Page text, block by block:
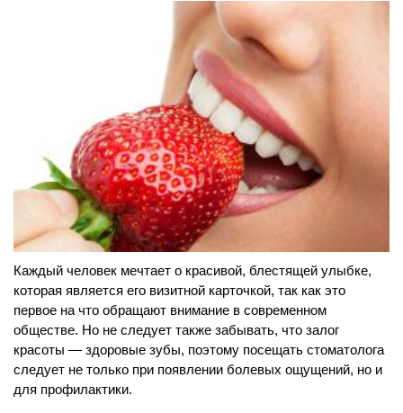
Каждый человек мечтает о красивой, блестящей улыбке,
которая является его визитной карточкой, так как это
первое на что обращают внимание в современном
обществе. Но не следует также забывать, что залог
красоты — здоровые зубы, поэтому посещать стоматолога
следует не только при появлении болевых ощущений, но и
для профилактики.